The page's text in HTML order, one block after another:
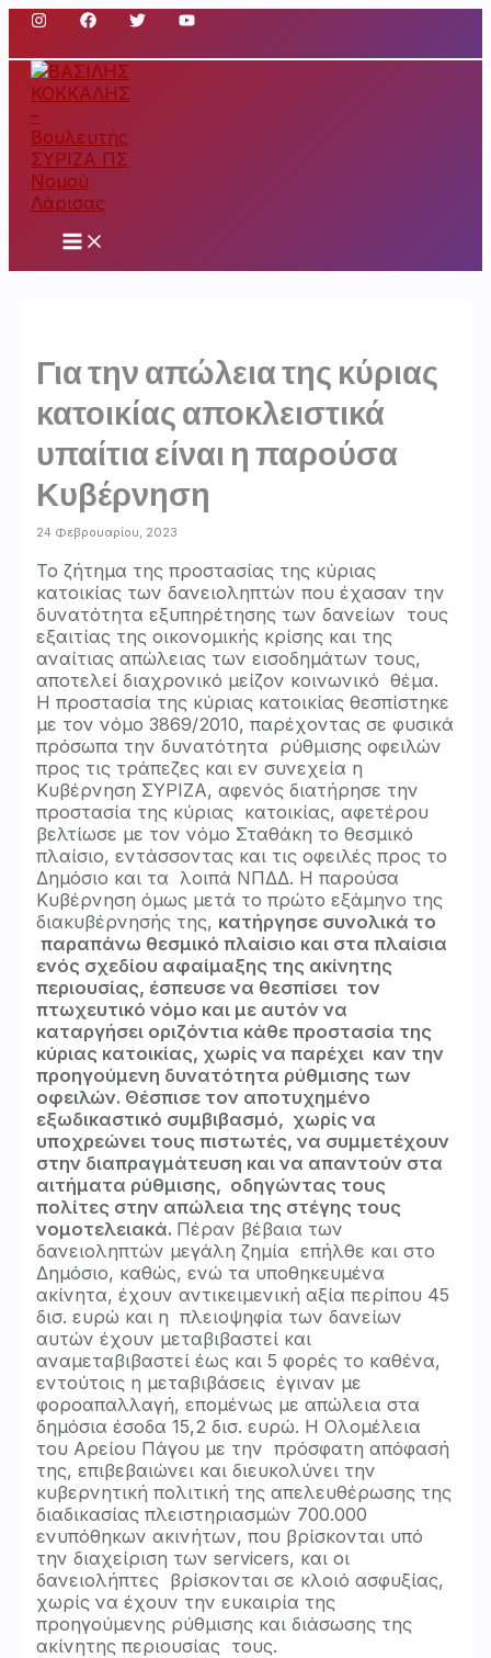
Μετάβαση
περιεχόμενο
Main
Για την απώλεια της κύριας
κατοικίας αποκλειστικά
υπαίτια είναι η παρούσα
Κυβέρνηση
24 Φεβρουαρίου, 2023
Το ζήτημα της προστασίας της κύριας
κατοικίας των δανειοληπτών που έχασαν την
δυνατότητα εξυπηρέτησης των δανείων τους
εξαιτίας της οικονομικής κρίσης και της
αναίτιας απώλειας των εισοδημάτων τους,
αποτελεί διαχρονικό μείζον κοινωνικό θέμα.
Η προστασία της κύριας κατοικίας θεσπίστηκε
με τον νόμο 3869/2010, παρέχοντας σε φυσικά
πρόσωπα την δυνατότητα ρύθμισης οφειλών
προς τις τράπεζες και εν συνεχεία η
Κυβέρνηση ΣΥΡΙΖΑ, αφενός διατήρησε την
προστασία της κύριας κατοικίας, αφετέρου
βελτίωσε με τον νόμο Σταθάκη το θεσμικό
πλαίσιο, εντάσσοντας και τις οφειλές προς το
Δημόσιο και τα λοιπά ΝΠΔΔ. Η παρούσα
Κυβέρνηση όμως μετά το πρώτο εξάμηνο της
διακυβέρνησής της, κατήργησε συνολικά το
παραπάνω θεσμικό πλαίσιο και στα πλαίσια
ενός σχεδίου αφαίμαξης της ακίνητης
περιουσίας, έσπευσε να θεσπίσει τον
πτωχευτικό νόμο και με αυτόν να
καταργήσει οριζόντια κάθε προστασία της
κύριας κατοικίας, χωρίς να παρέχει καν την
προηγούμενη δυνατότητα ρύθμισης των
οφειλών. Θέσπισε τον αποτυχημένο
εξωδικαστικό συμβιβασμό, χωρίς να
υποχρεώνει τους πιστωτές, να συμμετέχουν
στην διαπραγμάτευση και να απαντούν στα
αιτήματα ρύθμισης, οδηγώντας τους
πολίτες στην απώλεια της στέγης τους
νομοτελειακά. Πέραν βέβαια των
δανειοληπτών μεγάλη ζημία επήλθε και στο
Δημόσιο, καθώς, ενώ τα υποθηκευμένα
ακίνητα, έχουν αντικειμενική αξία περίπου 45
δισ. ευρώ και η πλειοψηφία των δανείων
αυτών έχουν μεταβιβαστεί και
αναμεταβιβαστεί έως και 5 φορές το καθένα,
εντούτοις η μεταβιβάσεις έγιναν με
φοροαπαλλαγή, επομένως με απώλεια στα
δημόσια έσοδα 15,2 δισ. ευρώ. Η Ολομέλεια
του Αρείου Πάγου με την πρόσφατη απόφασή
της, επιβεβαιώνει και διευκολύνει την
κυβερνητική πολιτική της απελευθέρωσης της
διαδικασίας πλειστηριασμών 700.000
ενυπόθηκων ακινήτων, που βρίσκονται υπό
την διαχείριση των servicers, και οι
δανειολήπτες βρίσκονται σε κλοιό ασφυξίας,
χωρίς να έχουν την ευκαιρία της
προηγούμενης ρύθμισης και διάσωσης της
ακίνητης περιουσίας τους.